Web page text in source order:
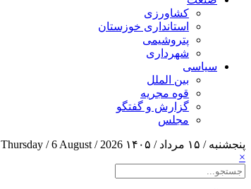
کشاورزی
استانداری خوزستان
پتروشیمی
شهرداری
سیاسی
بین الملل
قوه مجریه
گزارش و گفتگو
مجلس
پنجشنبه / ۱۵ مرداد / ۱۴۰۵
Thursday / 6 August / 2026
×